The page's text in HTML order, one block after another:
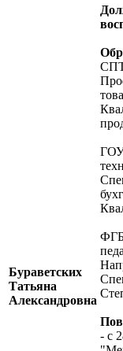
Бураветских
Татьяна
Александровна
- с